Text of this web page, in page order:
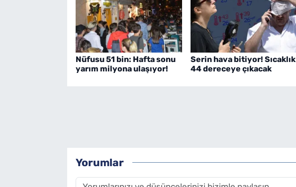
Nüfusu 51 bin: Hafta sonu
yarım milyona ulaşıyor!
Serin hava bitiyor! Sıcaklık
44 dereceye çıkacak
Yorumlar